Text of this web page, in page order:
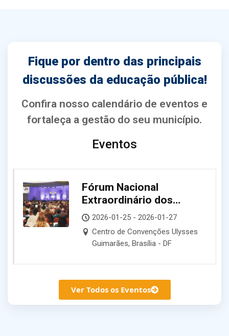
Fique por dentro das principais
discussões da educação pública!
Confira nosso calendário de eventos e
fortaleça a gestão do seu município.
Eventos
Fórum Nacional
Extraordinário dos
Dirigentes Municipais de
Educação
2026-01-25 - 2026-01-27
Centro de Convenções Ulysses
Guimarães, Brasília - DF
Ver Todos os Eventos